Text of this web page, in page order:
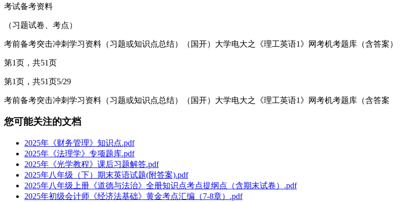
考试备考资料
（习题试卷、考点）
考前备考突击冲刺学习资料（习题或知识点总结）（国开）大学电大之《理工英语1》网考机考题库（含答案）
第1页，共51页
第1页，共51页5/29
考前备考突击冲刺学习资料（习题或知识点总结）（国开）大学电大之《理工英语1》网考机考题库（含答案
您可能关注的文档
2025年《财务管理》知识点.pdf
2025年《法理学》专项题库.pdf
2025年《光学教程》课后习题解答.pdf
2025年八年级（下）期末英语试题(附答案).pdf
2025年八年级上册《道德与法治》全册知识点考点提纲点（含期末试卷）.pdf
2025年初级会计师《经济法基础》黄金考点汇编（7-8章）.pdf